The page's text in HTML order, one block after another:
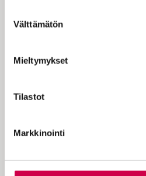
valinta
Välttämätön
Mieltymykset
Tilastot
Markkinointi
KOKEILE
tilauksen